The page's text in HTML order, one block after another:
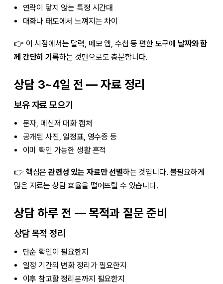
연락이 닿지 않는 특정 시간대
대화나 태도에서 느껴지는 차이
👉 이 시점에서는 달력, 메모 앱, 수첩 등 편한 도구에 날짜와 함
께 간단히 기록하는 것만으로도 충분합니다.
상담 3~4일 전 — 자료 정리
보유 자료 모으기
문자, 메신저 대화 캡처
공개된 사진, 일정표, 영수증 등
이미 확인 가능한 생활 흔적
👉 핵심은관련성 있는 자료만 선별하는 것입니다. 불필요하게
많은 자료는 상담 효율을 떨어뜨릴 수 있습니다.
상담 하루 전 — 목적과 질문 준비
상담 목적 정리
단순 확인이 필요한지
일정 기간의 변화 정리가 필요한지
이후 참고할 정리본까지 필요한지